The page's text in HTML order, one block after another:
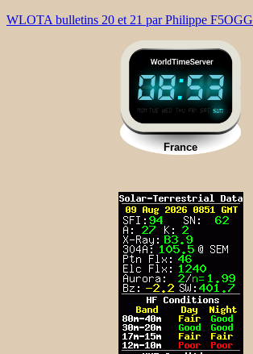
WLOTA bulletins 20 et 21 par Philippe F5OGG